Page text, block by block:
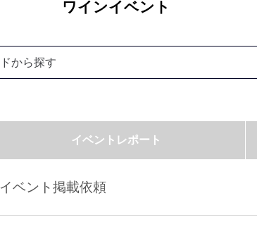
ワインイベント
イベントレポート
イベント掲載依頼